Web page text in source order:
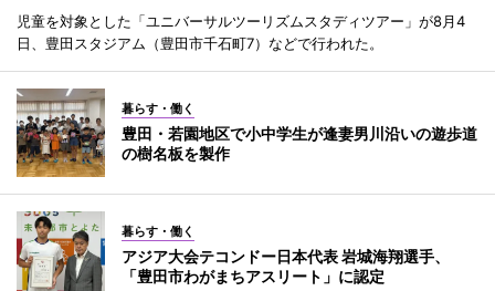
児童を対象とした「ユニバーサルツーリズムスタディツアー」が8月4
日、豊田スタジアム（豊田市千石町7）などで行われた。
暮らす・働く
豊田・若園地区で小中学生が逢妻男川沿いの遊歩道
の樹名板を製作
暮らす・働く
アジア大会テコンドー日本代表 岩城海翔選手、
「豊田市わがまちアスリート」に認定